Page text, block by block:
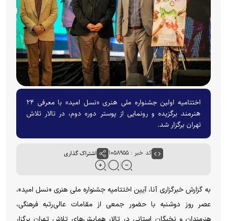
اختتامیه اولین جشنواره ملی هنری «نسل امید» با معرفی ۲۴
هنرمند برگزیده و رونمایی از پوستر دوره دوم، در تالار تلاش
تهران برگزار شد.
کد خبر : ۱۰۵۸۹۵۵ اشتراک گذاری
به گزارش خبرگزاری آنا، آیین اختتامیه جشنواره ملی هنری «نسل امید»،
عصر روز دوشنبه با حضور جمعی از مقامات عالی‌رتبه فرهنگی،